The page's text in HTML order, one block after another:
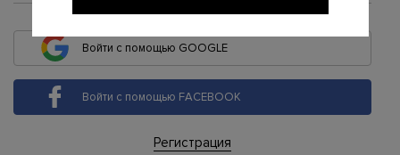
Войти с помощью GOOGLE
Войти с помощью FACEBOOK
Регистрация